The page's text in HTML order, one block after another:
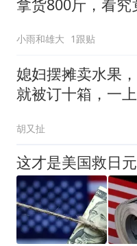
拿货800斤，看究
小雨和雄大 1跟贴
媳妇摆摊卖水果
就被订十箱，一
胡又扯